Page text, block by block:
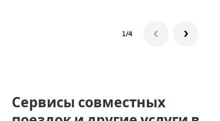
1/4
Сервисы совместных